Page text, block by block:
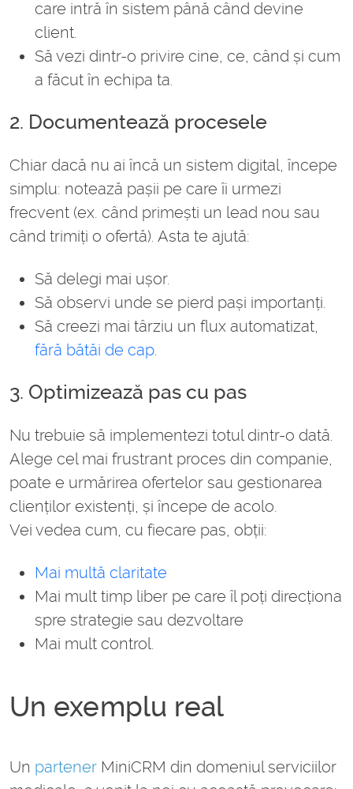
care intră în sistem până când devine
client.
Să vezi dintr-o privire cine, ce, când și cum
a făcut în echipa ta.
2. Documentează procesele
Chiar dacă nu ai încă un sistem digital, începe
simplu: notează pașii pe care îi urmezi
frecvent (ex. când primești un lead nou sau
când trimiți o ofertă). Asta te ajută:
Să delegi mai ușor.
Să observi unde se pierd pași importanți.
Să creezi mai târziu un flux automatizat,
fără bătăi de cap.
3. Optimizează pas cu pas
Nu trebuie să implementezi totul dintr-o dată.
Alege cel mai frustrant proces din companie,
poate e urmărirea ofertelor sau gestionarea
clienților existenți, și începe de acolo.
Vei vedea cum, cu fiecare pas, obții:
Mai multă claritate
Mai mult timp liber pe care îl poți direcționa
spre strategie sau dezvoltare
Mai mult control.
Un exemplu real
Un partener MiniCRM din domeniul serviciilor